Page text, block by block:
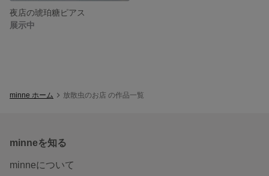
夜店の琥珀糖ピアス
展示中
minne ホーム 放散虫のお店 の作品一覧
minneを知る
minneについて